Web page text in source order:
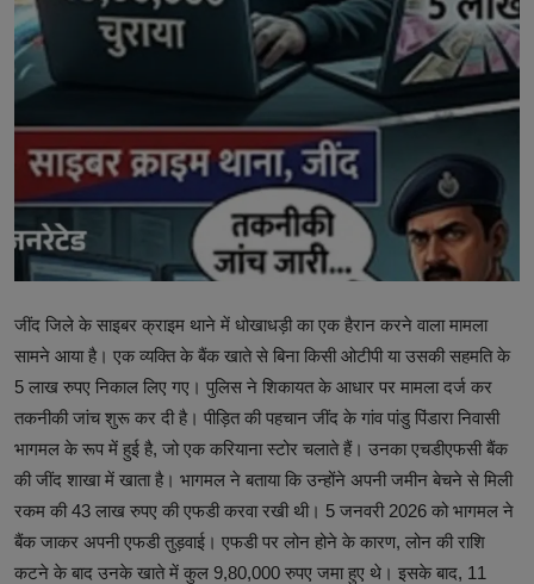
राशिफल
करियर
Poll
Contact
Gallery
Privacy Policy
Cookies Policy
जींद जिले के साइबर क्राइम थाने में धोखाधड़ी का एक हैरान करने वाला मामला
सामने आया है। एक व्यक्ति के बैंक खाते से बिना किसी ओटीपी या उसकी सहमति के
5 लाख रुपए निकाल लिए गए। पुलिस ने शिकायत के आधार पर मामला दर्ज कर
तकनीकी जांच शुरू कर दी है। पीड़ित की पहचान जींद के गांव पांडु पिंडारा निवासी
भागमल के रूप में हुई है, जो एक करियाना स्टोर चलाते हैं। उनका एचडीएफसी बैंक
की जींद शाखा में खाता है। भागमल ने बताया कि उन्होंने अपनी जमीन बेचने से मिली
रकम की 43 लाख रुपए की एफडी करवा रखी थी। 5 जनवरी 2026 को भागमल ने
बैंक जाकर अपनी एफडी तुड़वाई। एफडी पर लोन होने के कारण, लोन की राशि
कटने के बाद उनके खाते में कुल 9,80,000 रुपए जमा हुए थे। इसके बाद, 11